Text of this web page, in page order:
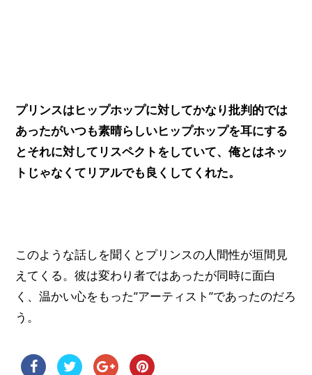
プリンスはヒップホップに対してかなり批判的では
あったがいつも素晴らしいヒップホップを耳にする
とそれに対してリスペクトをしていて、俺とはネッ
トじゃなくてリアルでも良くしてくれた。
このような話しを聞くとプリンスの人間性が垣間見
えてくる。彼は変わり者ではあったが同時に面白
く、温かい心をもった”アーティスト”であったのだろ
う。